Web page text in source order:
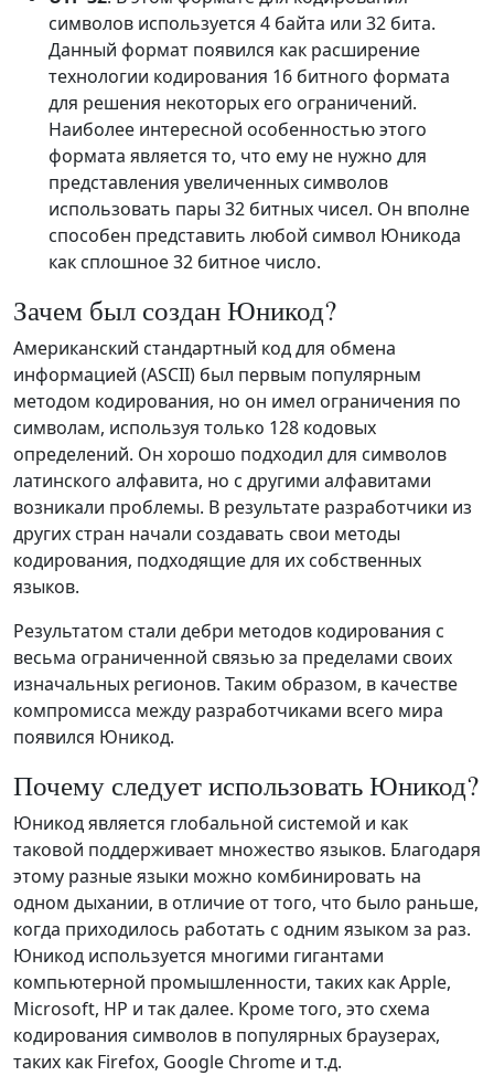
символов используется 4 байта или 32 бита.
Данный формат появился как расширение
технологии кодирования 16 битного формата
для решения некоторых его ограничений.
Наиболее интересной особенностью этого
формата является то, что ему не нужно для
представления увеличенных символов
использовать пары 32 битных чисел. Он вполне
способен представить любой символ Юникода
как сплошное 32 битное число.
Зачем был создан Юникод?
Американский стандартный код для обмена
информацией (ASCII) был первым популярным
методом кодирования, но он имел ограничения по
символам, используя только 128 кодовых
определений. Он хорошо подходил для символов
латинского алфавита, но с другими алфавитами
возникали проблемы. В результате разработчики из
других стран начали создавать свои методы
кодирования, подходящие для их собственных
языков.
Результатом стали дебри методов кодирования с
весьма ограниченной связью за пределами своих
изначальных регионов. Таким образом, в качестве
компромисса между разработчиками всего мира
появился Юникод.
Почему следует использовать Юникод?
Юникод является глобальной системой и как
таковой поддерживает множество языков. Благодаря
этому разные языки можно комбинировать на
одном дыхании, в отличие от того, что было раньше,
когда приходилось работать с одним языком за раз.
Юникод используется многими гигантами
компьютерной промышленности, таких как Apple,
Microsoft, HP и так далее. Кроме того, это схема
кодирования символов в популярных браузерах,
таких как Firefox, Google Chrome и т.д.